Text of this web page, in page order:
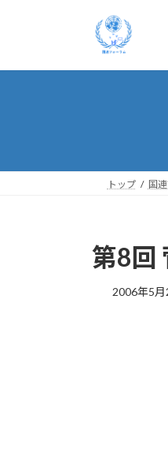
トップ 国
第8回
2006年5月